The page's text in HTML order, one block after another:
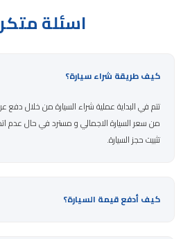
اسئلة
كيف طريقة شراء سيارة؟
تتم في البداية عملية شراء السيارة من خلال
من سعر السيارة الاجمالي و مسترد في حال عدم
تثبيت حجز السيارة.
كيف أدفع قيمة السيارة؟